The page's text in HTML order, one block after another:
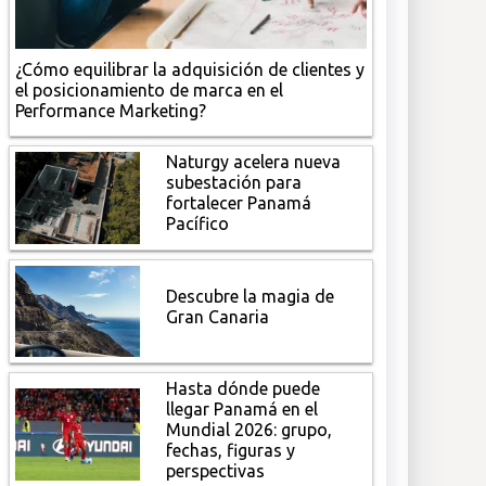
¿Cómo equilibrar la adquisición de clientes y
el posicionamiento de marca en el
Performance Marketing?
Naturgy acelera nueva
subestación para
fortalecer Panamá
Pacífico
Descubre la magia de
Gran Canaria
Hasta dónde puede
llegar Panamá en el
Mundial 2026: grupo,
fechas, figuras y
perspectivas